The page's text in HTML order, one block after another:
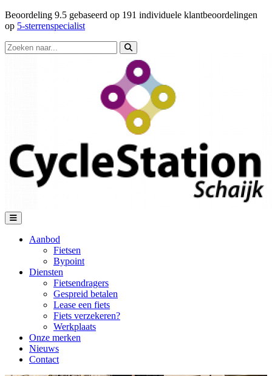
Beoordeling 9.5 gebaseerd op 191 individuele klantbeoordelingen
op 5-sterrenspecialist
Aanbod
Fietsen
Bypoint
Diensten
Fietsendragers
Gespreid betalen
Lease een fiets
Fiets verzekeren?
Werkplaats
Onze merken
Nieuws
Contact